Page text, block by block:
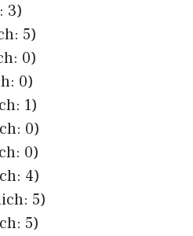
3)
5)
0)
0)
1)
0)
0)
4)
5)
5)